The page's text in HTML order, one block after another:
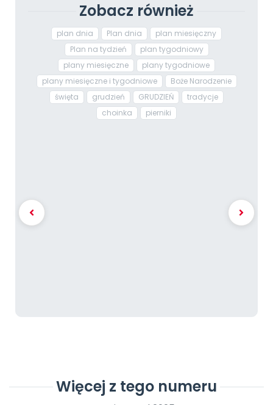
Zobacz również
plan dnia Plan dnia
plan miesięczny
Plan na tydzień
plan tygodniowy
plany miesięczne
plany tygodniowe
plany miesięczne i tygodniowe
Boże Narodzenie
święta
grudzień GRUDZIEŃ
tradycje
choinka
pierniki
Więcej z tego numeru